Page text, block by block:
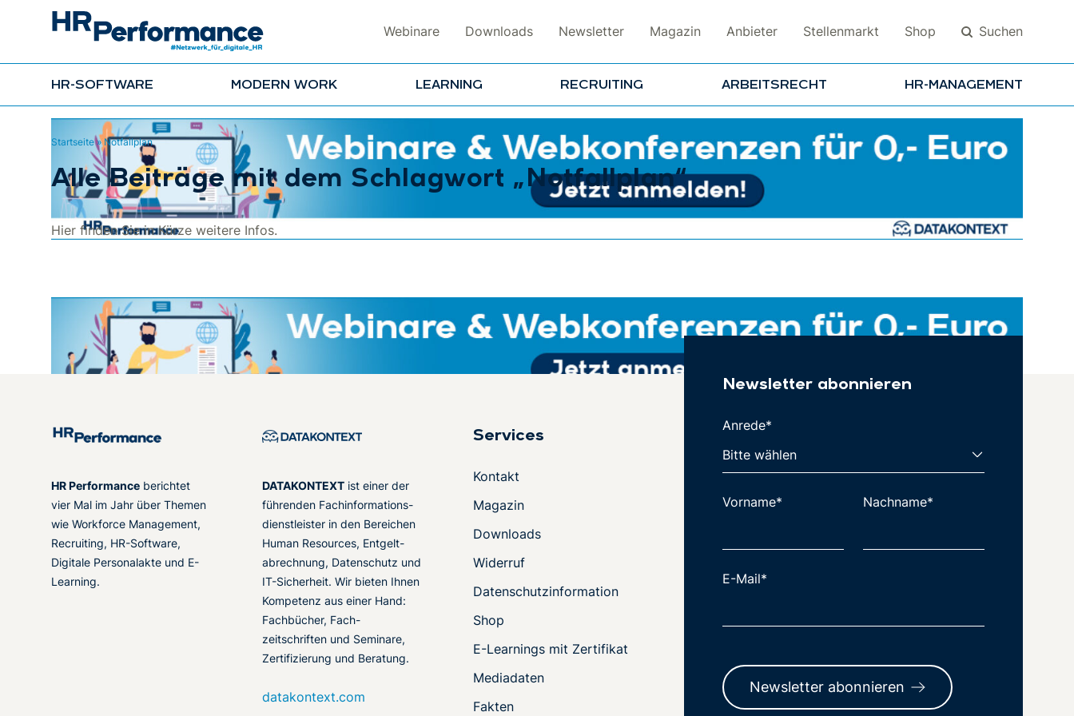
Webinare Downloads Newsletter Magazin Anbieter Stellenmarkt Shop Suchen
HR-SOFTWARE MODERN WORK LEARNING RECRUITING ARBEITSRECHT HR-MANAGEMENT
Suchen
Startseite»Notfallplan
Alle Beiträge mit dem Schlagwort „Notfallplan“
Hier finden Sie in Kürze weitere Infos.
HR Performance berichtet
vier Mal im Jahr über Themen
wie Workforce Management,
Recruiting, HR-Software,
Digitale Personalakte und E-
Learning.
DATAKONTEXT ist einer der
führenden Fachinformations-
dienstleister in den Bereichen
Human Resources, Entgelt-
abrechnung, Datenschutz und
IT-Sicherheit. Wir bieten Ihnen
Kompetenz aus einer Hand:
Fachbücher, Fach-
zeitschriften und Seminare,
Zertifizierung und Beratung.
datakontext.com
Services
Kontakt
Magazin
Downloads
Widerruf
Datenschutzinformation
Shop
E-Learnings mit Zertifikat
Mediadaten
Fakten
Newsletter abonnieren
Anrede*
Vorname* Nachname*
E-Mail*
Newsletter abonnieren